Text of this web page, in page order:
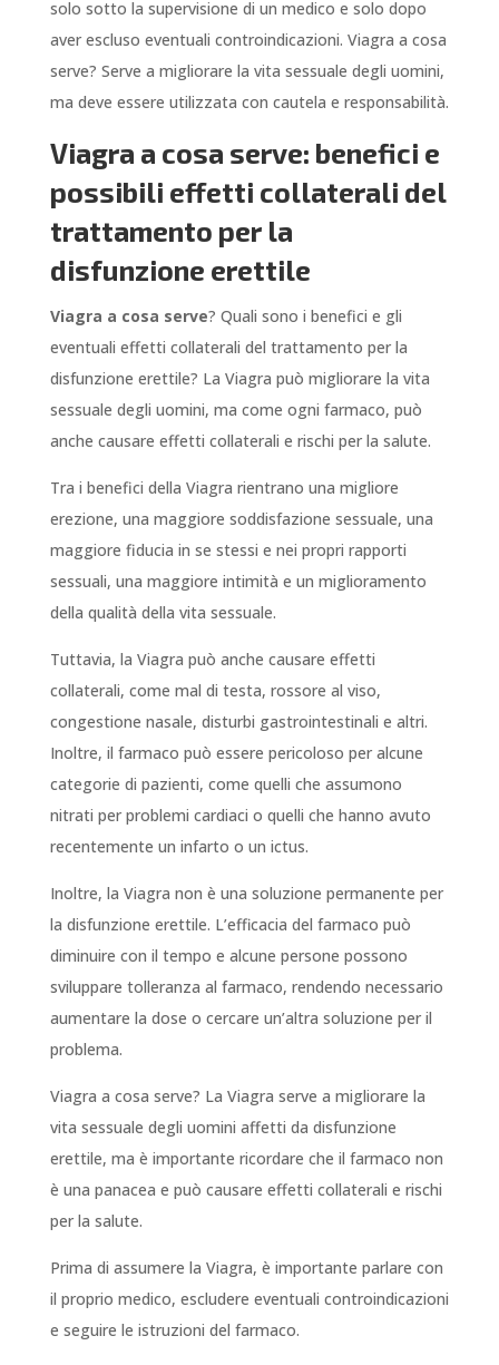
solo sotto la supervisione di un medico e solo dopo
aver escluso eventuali controindicazioni. Viagra a cosa
serve? Serve a migliorare la vita sessuale degli uomini,
ma deve essere utilizzata con cautela e responsabilità.
Viagra a cosa serve: benefici e
possibili effetti collaterali del
trattamento per la
disfunzione erettile
Viagra a cosa serve? Quali sono i benefici e gli
eventuali effetti collaterali del trattamento per la
disfunzione erettile? La Viagra può migliorare la vita
sessuale degli uomini, ma come ogni farmaco, può
anche causare effetti collaterali e rischi per la salute.
Tra i benefici della Viagra rientrano una migliore
erezione, una maggiore soddisfazione sessuale, una
maggiore fiducia in se stessi e nei propri rapporti
sessuali, una maggiore intimità e un miglioramento
della qualità della vita sessuale.
Tuttavia, la Viagra può anche causare effetti
collaterali, come mal di testa, rossore al viso,
congestione nasale, disturbi gastrointestinali e altri.
Inoltre, il farmaco può essere pericoloso per alcune
categorie di pazienti, come quelli che assumono
nitrati per problemi cardiaci o quelli che hanno avuto
recentemente un infarto o un ictus.
Inoltre, la Viagra non è una soluzione permanente per
la disfunzione erettile. L’efficacia del farmaco può
diminuire con il tempo e alcune persone possono
sviluppare tolleranza al farmaco, rendendo necessario
aumentare la dose o cercare un’altra soluzione per il
problema.
Viagra a cosa serve? La Viagra serve a migliorare la
vita sessuale degli uomini affetti da disfunzione
erettile, ma è importante ricordare che il farmaco non
è una panacea e può causare effetti collaterali e rischi
per la salute.
Prima di assumere la Viagra, è importante parlare con
il proprio medico, escludere eventuali controindicazioni
e seguire le istruzioni del farmaco.